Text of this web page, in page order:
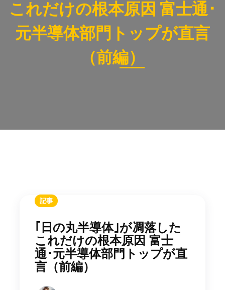
これだけの根本原因 富士通･
元半導体部門トップが直言
（前編）
記事
｢日の丸半導体｣が凋落した
これだけの根本原因 富士
通･元半導体部門トップが直
言（前編）